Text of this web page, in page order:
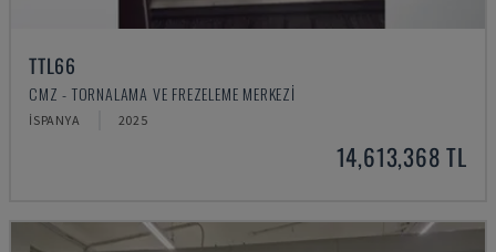
TTL66
CMZ - TORNALAMA VE FREZELEME MERKEZI
İSPANYA 2025
14,613,368 TL